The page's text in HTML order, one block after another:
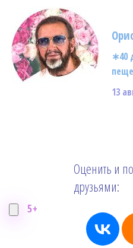
∗40
13
5+
Оценить и
друзьями: